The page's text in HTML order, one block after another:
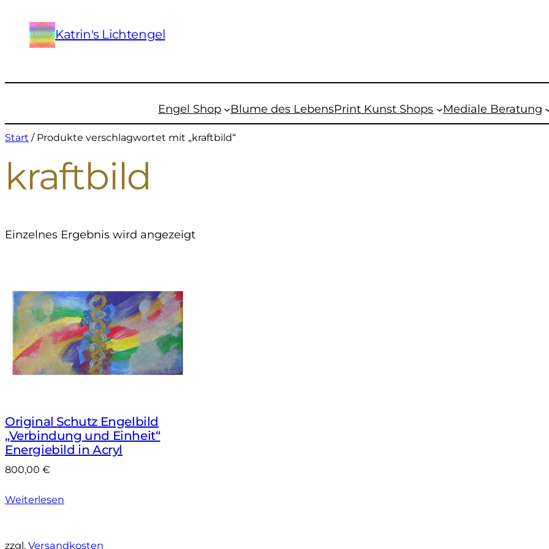
Katrin's Lichtengel
Engel Shop Blume des LebensPrint Kunst Shops Mediale Beratung
Start / Produkte verschlagwortet mit „kraftbild“
kraftbild
Einzelnes Ergebnis wird angezeigt
Original Schutz Engelbild
„Verbindung und Einheit“
Energiebild in Acryl
800,00 €
Weiterlesen
zzgl. Versandkosten